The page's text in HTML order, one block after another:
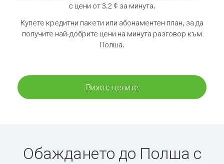
с цени от 3.2 ¢ за минута.
Купете кредитни пакети или абонаментен план, за да
получите най-добрите цени на минута разговор към
Полша.
Вижте цените
Обаждането до Полша с